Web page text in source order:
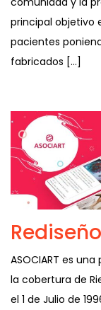
principal objetivo
pacientes
fabricados […]
ASOCIART es
la cobertura de
el 1 de Julio de